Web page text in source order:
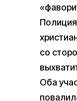
со
Оба